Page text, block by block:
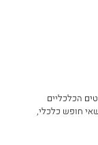
הכלכליים
חופש כלכלי,